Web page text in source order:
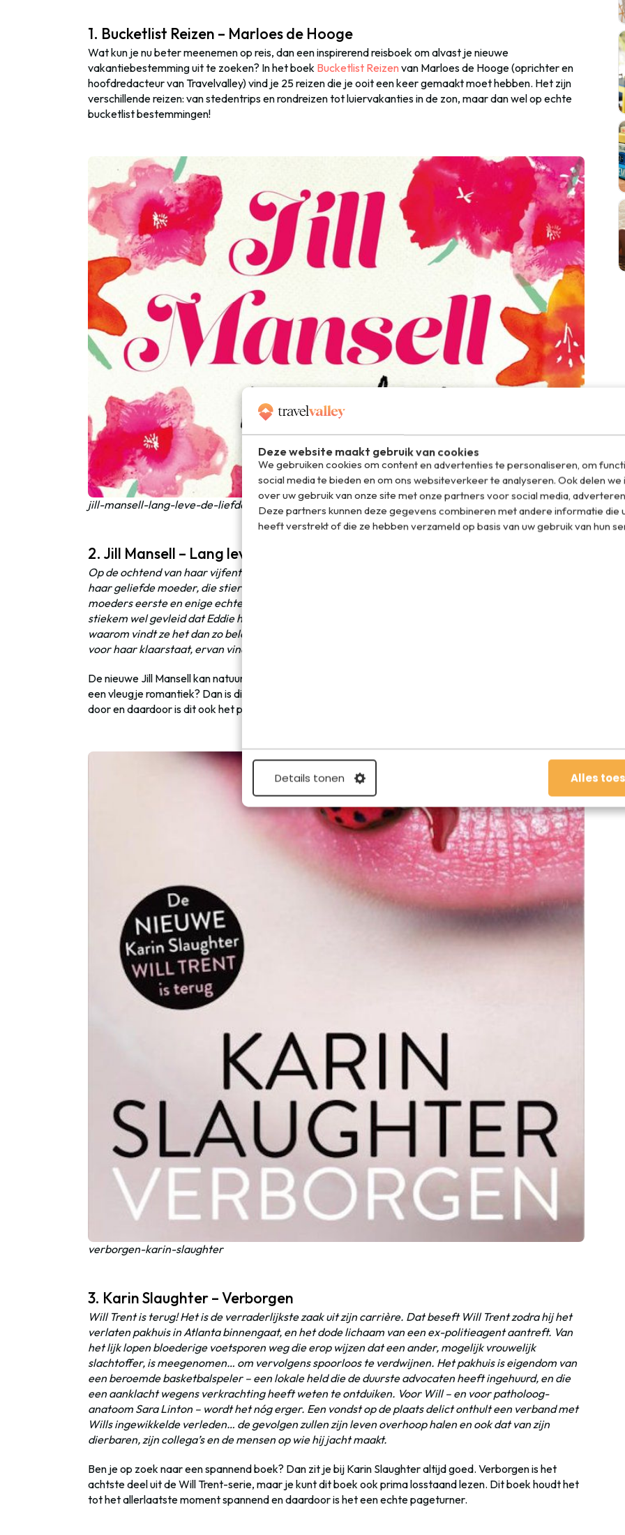
Deze website maakt gebruik van cookies
We gebruiken cookies om content en advertenties te personaliseren, om
social media te bieden en om ons websiteverkeer te analyseren. Ook delen
over uw gebruik van onze site met onze partners voor social media,
Deze partners kunnen deze gegevens combineren met andere informatie die
heeft verstrekt of die ze hebben verzameld op basis van uw gebruik van hun
Details tonen Alles
1. Bucketlist Reizen – Marloes de Hooge
Wat kun je nu beter meenemen op reis, dan een inspirerend reisboek om alvast je nieuwe
vakantiebestemming uit te zoeken? In het boek Bucketlist Reizen van Marloes de Hooge (oprichter en
hoofdredacteur van Travelvalley) vind je 25 reizen die je ooit een keer gemaakt moet hebben. Het zijn
verschillende reizen: van stedentrips en rondreizen tot luiervakanties in de zon, maar dan wel op echte
bucketlist bestemmingen!
jill-mansell-lang-leve-de-liefde
2. Jill Mansell – Lang leven de liefde
Op de ochtend van haar vijfentwintigste verjaardag maakt Lily Harper de allerlaatste brief open van
haar geliefde moeder, die stierf toen Lily acht was. Tot haar verrassing staat er meer in over haar
moeders eerste en enige echte liefde. Die dag ontmoet Lily ook de acteur Eddie Tessler. Lily is
stiekem wel gevleid dat Eddie haar zo geweldig vindt, en ze voelt de vlinders fladderen. Maar
waarom vindt ze het dan zo belangrijk wat Dan, haar grappige, stoere, knappe jeugdvriend, die altijd
voor haar klaarstaat, ervan vindt?
De nieuwe Jill Mansell kan natuurlijk niet ontbreken op je vakantie! Hou je van verhalen met humor en
een vleugje romantiek? Dan is dit boek echt iets voor jou. De boeken van Mansell lezen altijd heerlijk
door en daardoor is dit ook het perfecte boek voor in de zomer!
verborgen-karin-slaughter
3. Karin Slaughter – Verborgen
Will Trent is terug! Het is de verraderlijkste zaak uit zijn carrière. Dat beseft Will Trent zodra hij het
verlaten pakhuis in Atlanta binnengaat, en het dode lichaam van een ex-politieagent aantreft. Van
het lijk lopen bloederige voetsporen weg die erop wijzen dat een ander, mogelijk vrouwelijk
slachtoffer, is meegenomen… om vervolgens spoorloos te verdwijnen. Het pakhuis is eigendom van
een beroemde basketbalspeler – een lokale held die de duurste advocaten heeft ingehuurd, en die
een aanklacht wegens verkrachting heeft weten te ontduiken. Voor Will – en voor patholoog-
anatoom Sara Linton – wordt het nóg erger. Een vondst op de plaats delict onthult een verband met
Wills ingewikkelde verleden… de gevolgen zullen zijn leven overhoop halen en ook dat van zijn
dierbaren, zijn collega’s en de mensen op wie hij jacht maakt.
Ben je op zoek naar een spannend boek? Dan zit je bij Karin Slaughter altijd goed. Verborgen is het
achtste deel uit de Will Trent-serie, maar je kunt dit boek ook prima losstaand lezen. Dit boek houdt het
tot het allerlaatste moment spannend en daardoor is het een echte pageturner.